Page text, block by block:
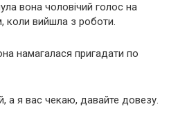
вона чоловічий голос на
коли вийшла з роботи.
намагалася пригадати по
а я вас чекаю, давайте довезу.